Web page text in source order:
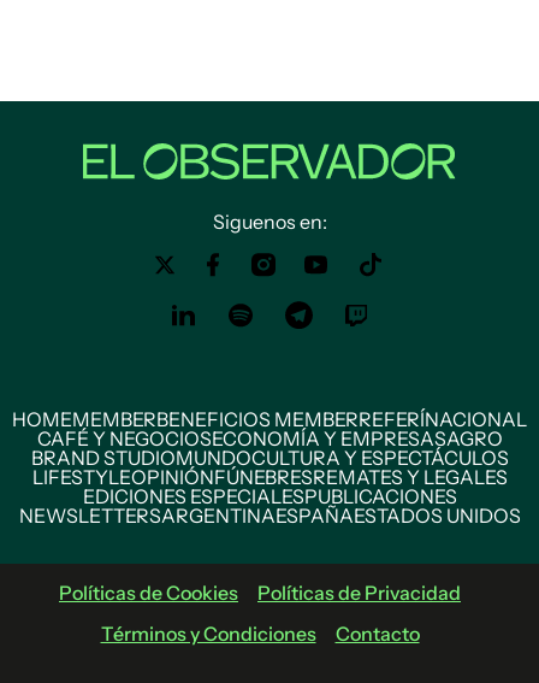
Siguenos en:
HOMEMEMBERBENEFICIOS MEMBERREFERÍNACIONAL
CAFÉ Y NEGOCIOSECONOMÍA Y EMPRESASAGRO
BRAND STUDIOMUNDOCULTURA Y ESPECTÁCULOS
LIFESTYLEOPINIÓNFÚNEBRESREMATES Y LEGALES
EDICIONES ESPECIALESPUBLICACIONES
NEWSLETTERSARGENTINAESPAÑAESTADOS UNIDOS
Políticas de Cookies
Políticas de Privacidad
Términos y Condiciones
Contacto